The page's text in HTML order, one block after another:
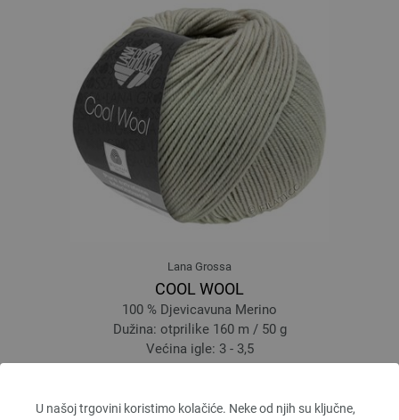
U našoj trgovini koristimo kolačiće. Neke od njih su ključne,
Lana Grossa
COOL WOOL
100 % Djevicavuna Merino
Dužina: otprilike 160 m / 50 g
Većina igle: 3 - 3,5